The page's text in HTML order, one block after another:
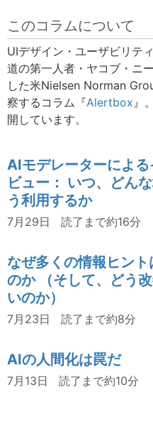
このコラムについて
UIデザイン・ユーザビリテ
道の第一人者・ヤコブ・ニ
した米Nielsen Norman
察するコラム『Alertbox』
開しています。
AIモデレーターによる
ビュー： いつ、どん
う利用するか
7月29日 読了まで約16分
なぜ多くの情報ヒン
のか （そして、どう
いのか）
7月23日 読了まで約8分
AIの人間化は罠だ
7月13日 読了まで約10分